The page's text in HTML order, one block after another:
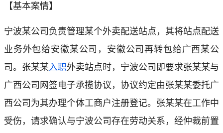
【基本案情】
宁波某公司负责管理某个外卖配送站点，其将站点配送
业务外包给安徽某公司，安徽公司再转包给广西某公
司。张某某入职外卖站点时，宁波公司即要求张某某与
广西公司网签电子承揽协议，协议约定由张某某委托广
西公司为其办理个体工商户注册登记。张某某在工作中
受伤，请求确认与宁波公司存在劳动关系，经仲裁前置